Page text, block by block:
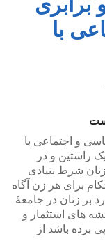
با
و اجتماعی با
راستین و در
شرط بنیادی
برای هر زن آگاه
بر زنان در جامعۀ
های استثمار و
برده باشد از